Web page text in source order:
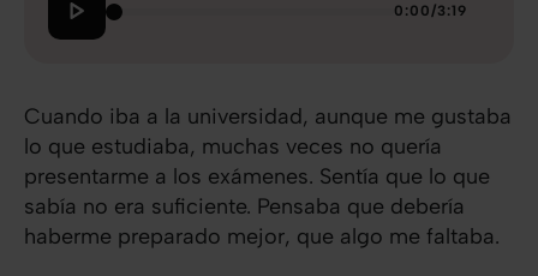
0:00 /3:19
Cuando iba a la universidad, aunque me gustaba
lo que estudiaba, muchas veces no quería
presentarme a los exámenes. Sentía que lo que
sabía no era suficiente. Pensaba que debería
haberme preparado mejor, que algo me faltaba.